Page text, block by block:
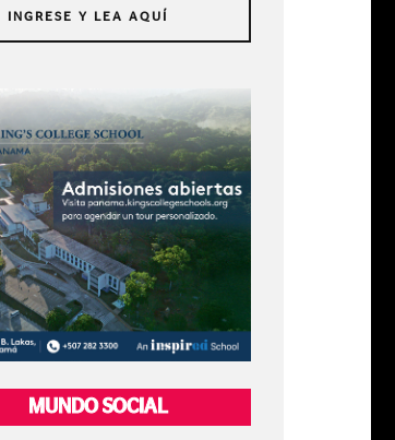
INGRESE Y LEA AQUÍ
MUNDO SOCIAL